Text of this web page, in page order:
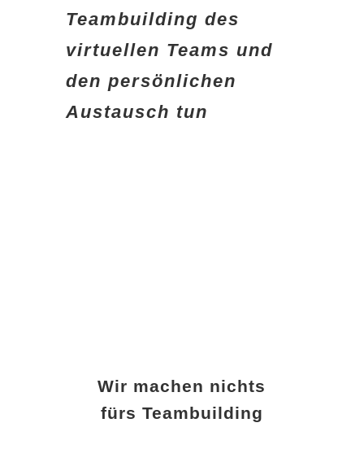
Teambuilding des
virtuellen Teams und
den persönlichen
Austausch tun
Wir machen nichts
fürs Teambuilding